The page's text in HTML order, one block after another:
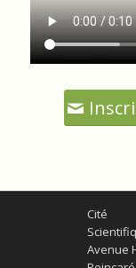
Cité
Avenue